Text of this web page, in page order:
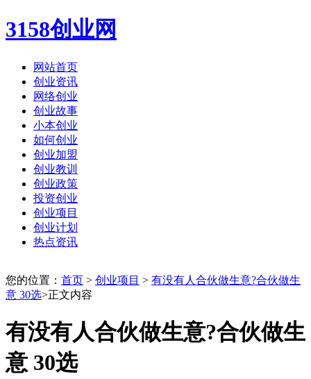
3158创业网
网站首页
创业资讯
网络创业
创业故事
小本创业
如何创业
创业加盟
创业教训
创业政策
投资创业
创业项目
创业计划
热点资讯
您的位置： 首页 > 创业项目 > 有没有人合伙做生意?合伙做生
意 30选>正文内容
有没有人合伙做生意?合伙做生
意 30选